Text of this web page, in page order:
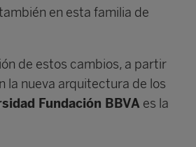
en esta familia de
de estos cambios, a partir
la nueva arquitectura de los
Fundación BBVA es la